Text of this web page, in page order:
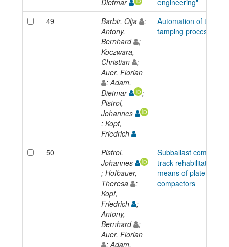
49
Barbir, Olja
;
Antony,
Bernhard
;
Koczwara,
Christian
;
Auer, Florian
; Adam,
Dietmar
;
Pistrol,
Johannes
; Kopf,
Friedrich
Automation of the
tamping process
50
Pistrol,
Johannes
; Hofbauer,
Theresa
;
Kopf,
Friedrich
;
Antony,
Bernhard
;
Auer, Florian
; Adam,
Subballast
track rehabilitation by
means of plate
compactors